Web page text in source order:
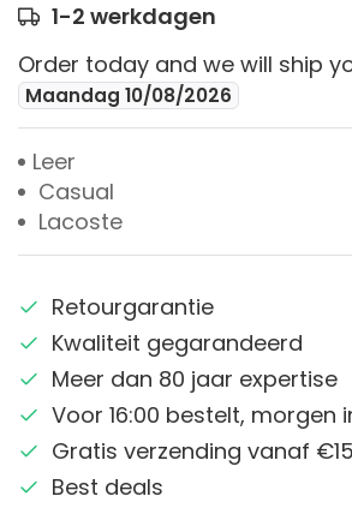
1-2 werkdagen
Order today and we will ship
Maandag 10/08/2026
Leer
Casual
Lacoste
Retourgarantie
Kwaliteit gegarandeerd
Meer dan 80 jaar expertise
Voor 16:00 bestelt, morgen
Gratis verzending vanaf
Best deals